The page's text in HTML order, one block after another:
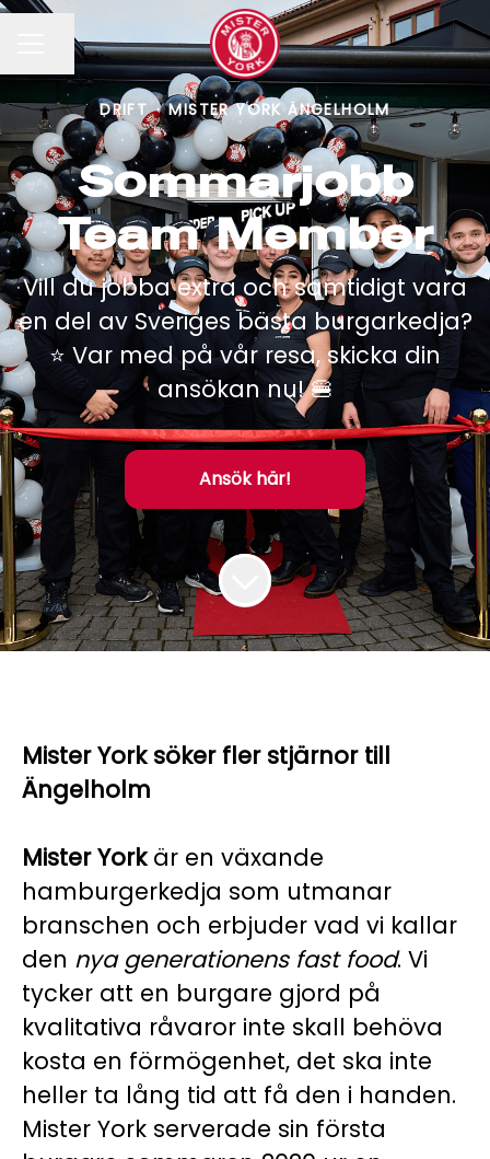
KARRIÄRMENY
Dela sidan
DRIFT · MISTER YORK ÄNGELHOLM
Sommarjobb
Team Member
Vill du jobba extra och samtidigt vara
en del av Sveriges bästa burgarkedja?
⭐️ Var med på vår resa, skicka din
ansökan nu! 🍔
Ansök här!
Mister York söker fler stjärnor till
Ängelholm
Mister Yorkär en växande
hamburgerkedja som utmanar
branschen och erbjuder vad vi kallar
den nya generationens fast food. Vi
tycker att en burgare gjord på
kvalitativa råvaror inte skall behöva
kosta en förmögenhet, det ska inte
heller ta lång tid att få den i handen.
Mister York serverade sin första